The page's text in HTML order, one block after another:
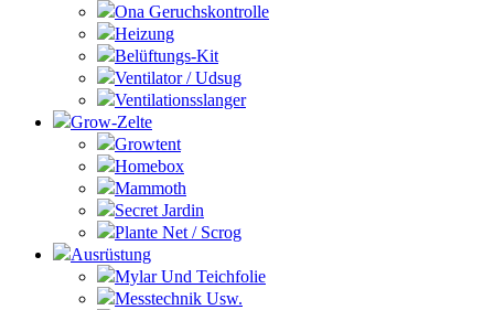
Ona Geruchskontrolle
Heizung
Belüftungs-Kit
Ventilator / Udsug
Ventilationsslanger
Grow-Zelte
Growtent
Homebox
Mammoth
Secret Jardin
Plante Net / Scrog
Ausrüstung
Mylar Und Teichfolie
Messtechnik Usw.